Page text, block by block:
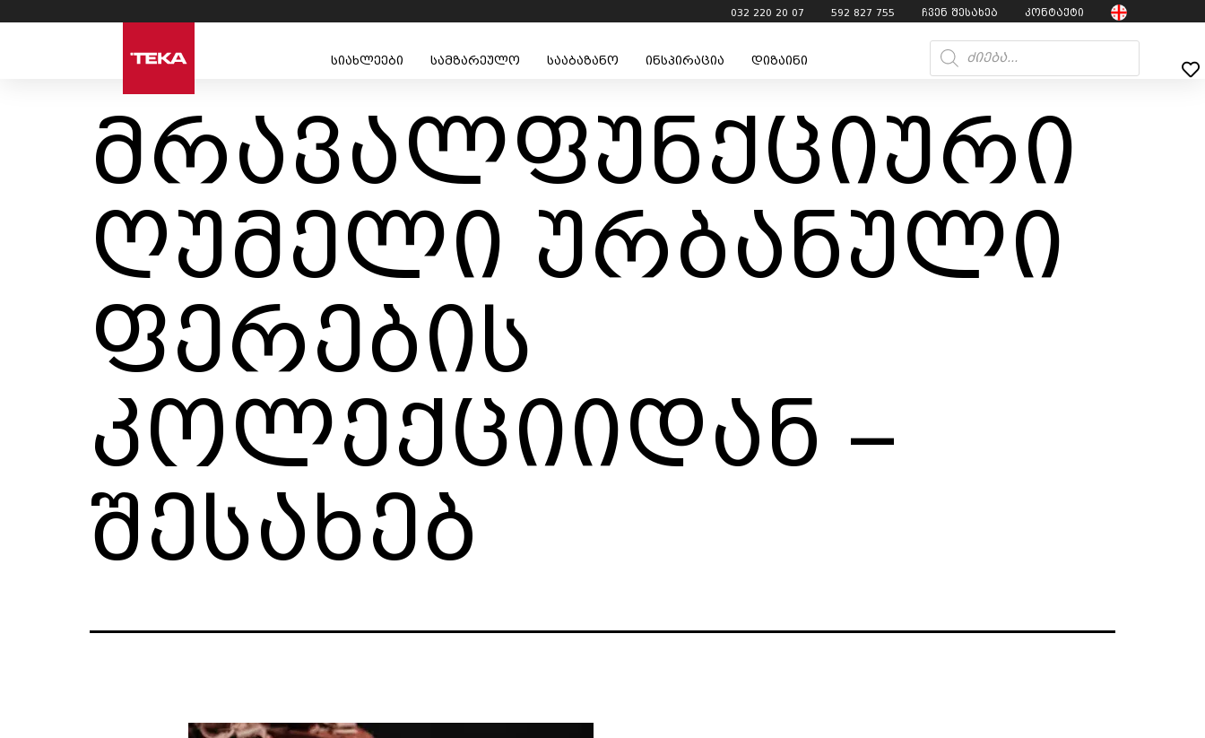
032 220 20 07 592 827 755 ჩვენ შესახებ კონტაქტი
სიახლეები სამზარეულო სააბაზანო ინსპირაცია დიზაინი
მრავალფუნქციური
ღუმელი ურბანული
ფერების
კოლექციიდან –
შესახებ